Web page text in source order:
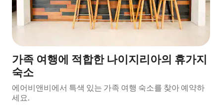
가족 여행에 적합한 나이지리아의 휴가지
숙소
에어비앤비에서 특색 있는 가족 여행 숙소를 찾아 예약하
세요.